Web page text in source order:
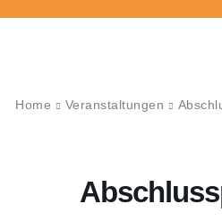
Home Veranstaltungen